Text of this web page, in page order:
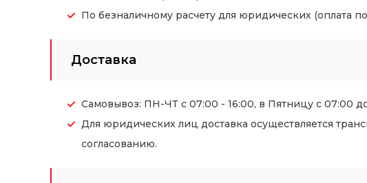
По безналичному расчету для юридических (оплата по
Доставка
Самовывоз: ПН-ЧТ с 07:00 - 16:00, в Пятницу с 07:00
Для юридических лиц доставка осуществляется
согласованию.